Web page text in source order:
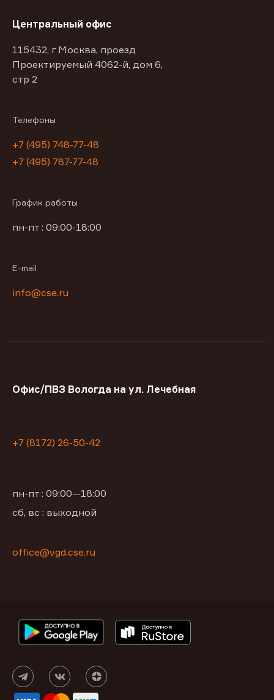
Центральный офис
115432, г Москва, проезд
Проектируемый 4062-й, дом 6,
стр 2
Телефоны
+7 (495) 748-77-48
+7 (495) 787-77-48
График работы
пн-пт : 09:00-18:00
E-mail
info@cse.ru
Офис/ПВЗ Вологда на ул. Лечебная
+7 (8172) 26-50-42
пн-пт : 09:00—18:00
сб, вс : выходной
office@vgd.cse.ru